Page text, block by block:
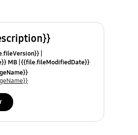
MB {{file.fileModifiedDate}}